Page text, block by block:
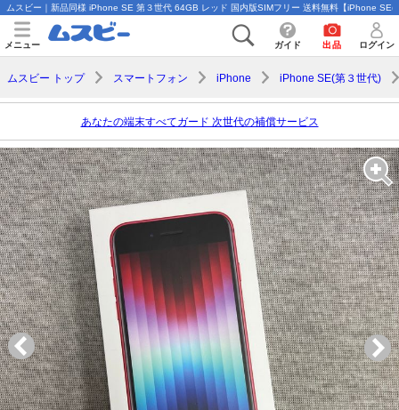
ムスビー｜新品同様 iPhone SE 第３世代 64GB レッド 国内版SIMフリー 送料無料【iPhone
メニュー ガイド 出品 ログイン
ムスビー トップ スマートフォン iPhone iPhone SE(第３世代)
あなたの端末すべてガード 次世代の補償サービス